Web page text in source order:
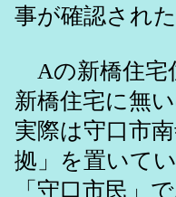
事が確認された
Aの新橋住宅
新橋住宅に無
実際は守口市
拠」を置いて
「守口市民」